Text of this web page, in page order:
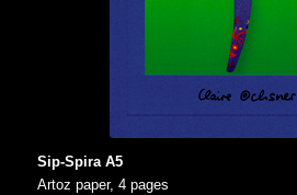
Sip-Spira A5
Artoz paper, 4 pages